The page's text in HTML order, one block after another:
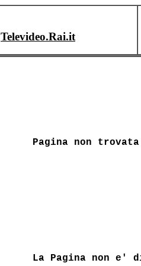
Televideo.Rai.it
Pagina non trovata
La Pagina non e'